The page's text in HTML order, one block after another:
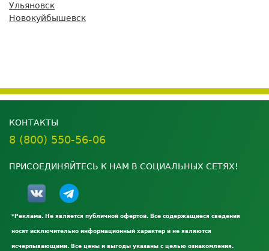
Ульяновск
Новокуйбышевск
КОНТАКТЫ
8 (800) 550-56-06
ПРИСОЕДИНЯЙТЕСЬ К НАМ В СОЦИАЛЬНЫХ СЕТЯХ!
*Реклама. Не является публичной офертой. Все содержащиеся сведения
носят исключительно информационный характер и не являются
исчерпывающими. Все цены и выгоды указаны с целью ознакомления.